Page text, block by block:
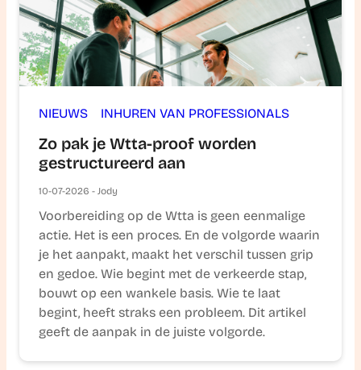
NIEUWS INHUREN VAN PROFESSIONALS
Zo pak je Wtta-proof worden
gestructureerd aan
10-07-2026 - Jody
Voorbereiding op de Wtta is geen eenmalige
actie. Het is een proces. En de volgorde waarin
je het aanpakt, maakt het verschil tussen grip
en gedoe. Wie begint met de verkeerde stap,
bouwt op een wankele basis. Wie te laat
begint, heeft straks een probleem. Dit artikel
geeft de aanpak in de juiste volgorde.